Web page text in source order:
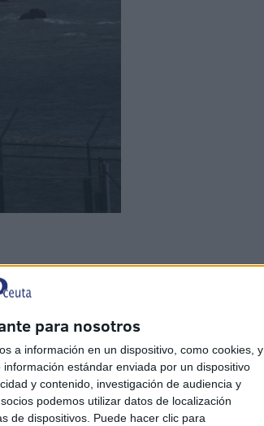
para nosotros
a información en un dispositivo, como cookies, y
estándar enviada por un dispositivo
y contenido, investigación de audiencia y
podemos utilizar datos de localización
de dispositivos. Puede hacer clic para
hacia la
al revés sobre los
buena parte de
que coronaba las